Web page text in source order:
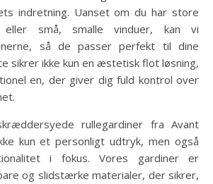
indretning. Uanset om du har store
eller små, smalle vinduer, kan vi
så de passer perfekt til dine
sikrer ikke kun en æstetisk flot løsning,
en, der giver dig fuld kontrol over
rullegardiner fra Avant
kun et personligt udtryk, men også
i fokus. Vores gardiner er
og slidstærke materialer, der sikrer,